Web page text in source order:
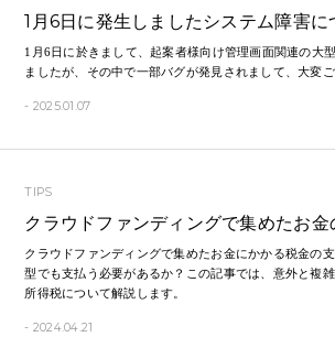
1月6日に発生しましたシステム障害に
1月6日に於きまして、起案者様向け管理画面関連の大
ましたが、その中で一部バグが発見されまして、大変
- 2025.01.07
TIPS
クラウドファンディングで集めたお
クラウドファンディングで集めたお金にかかる税金の
型でも支払う必要があるか？この記事では、意外と複
所得税について解説します。
- 2024.04.21